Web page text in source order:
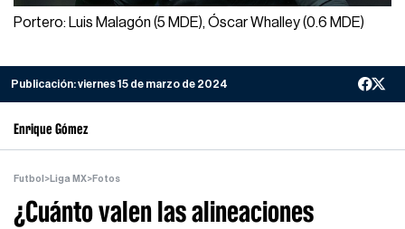
Portero: Luis Malagón (5 MDE), Óscar Whalley (0.6 MDE)
Publicación:viernes 15 de marzo de 2024
Enrique Gómez
Futbol >Liga MX>Fotos
¿Cuánto valen las alineaciones